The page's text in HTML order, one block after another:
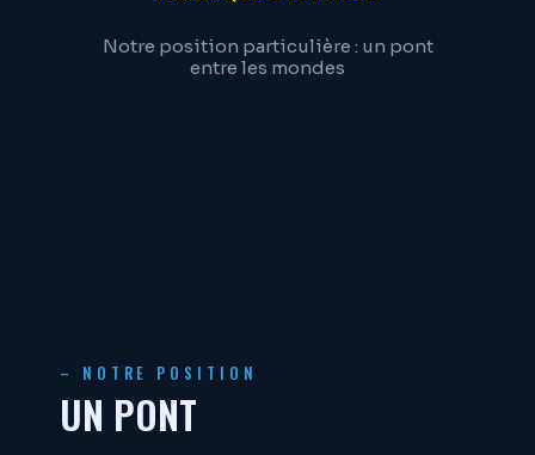
Notre position particulière : un pont
entre les mondes
– NOTRE POSITION
UN PONT